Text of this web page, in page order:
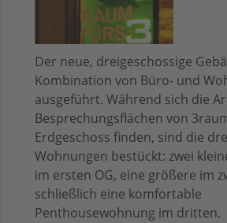
Der neue, dreigeschossige
Kombination von Büro- und
ausgeführt. Während sich die
Besprechungsflächen von
Erdgeschoss finden, sind die
Wohnungen bestückt: zwei
im ersten OG, eine größere im
schließlich eine komfortable
Penthousewohnung im dritten.